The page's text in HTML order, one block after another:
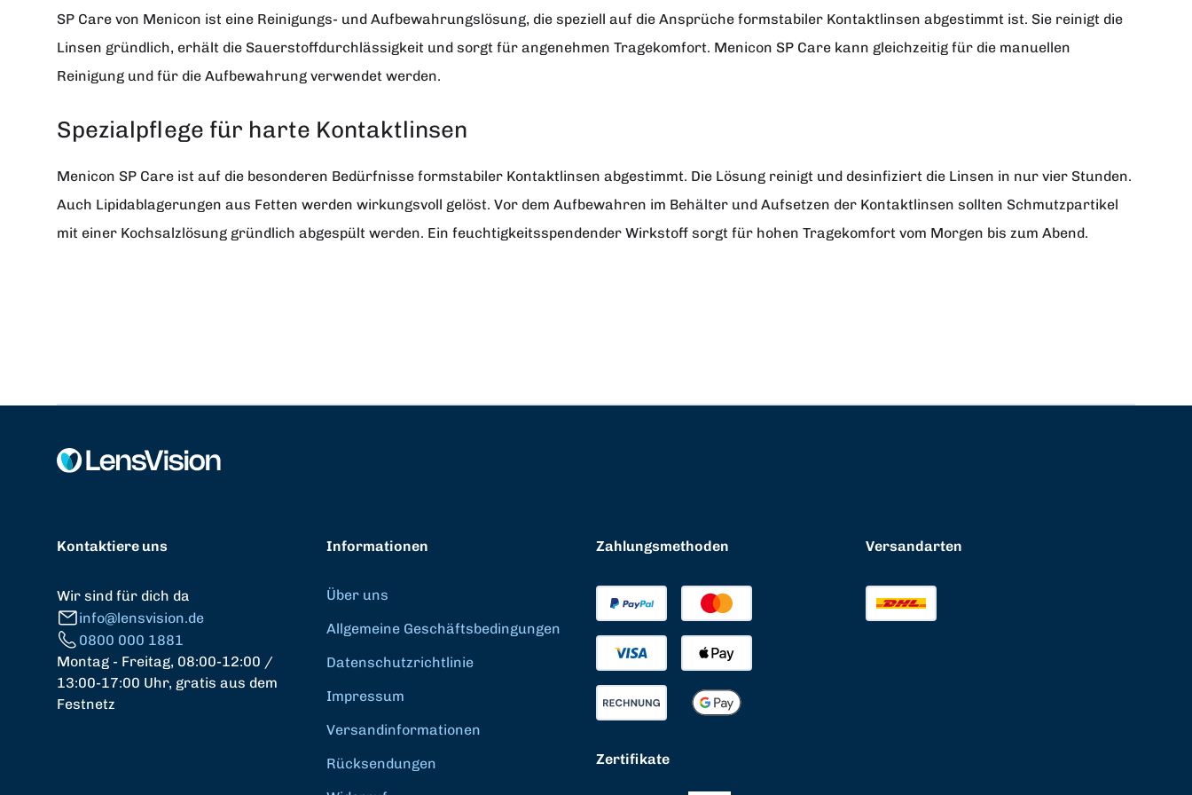
SP Care von Menicon ist eine Reinigungs- und Aufbewahrungslösung, die speziell auf die Ansprüche formstabiler Kontaktlinsen abgestimmt ist. Sie reinigt die
Linsen gründlich, erhält die Sauerstoffdurchlässigkeit und sorgt für angenehmen Tragekomfort. Menicon SP Care kann gleichzeitig für die manuellen
Reinigung und für die Aufbewahrung verwendet werden.
Spezialpflege für harte Kontaktlinsen
Menicon SP Care ist auf die besonderen Bedürfnisse formstabiler Kontaktlinsen abgestimmt. Die Lösung reinigt und desinfiziert die Linsen in nur vier Stunden.
Auch Lipidablagerungen aus Fetten werden wirkungsvoll gelöst. Vor dem Aufbewahren im Behälter und Aufsetzen der Kontaktlinsen sollten Schmutzpartikel
mit einer Kochsalzlösung gründlich abgespült werden. Ein feuchtigkeitsspendender Wirkstoff sorgt für hohen Tragekomfort vom Morgen bis zum Abend.
Kontaktiere uns
Wir sind für dich da
info@lensvision.de
0800 000 1881
Montag - Freitag, 08:00-12:00 /
13:00-17:00 Uhr, gratis aus dem
Festnetz
Informationen
Über uns
Allgemeine Geschäftsbedingungen
Datenschutzrichtlinie
Impressum
Versandinformationen
Rücksendungen
Zahlungsmethoden
Zertifikate
Versandarten